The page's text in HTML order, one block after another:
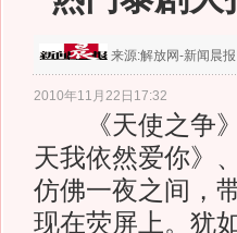
来源:解放网-新闻晨报
2010年11月22日17:32
《天使之争》
天我依然爱你》
仿佛一夜之间，
现在荧屏上。犹